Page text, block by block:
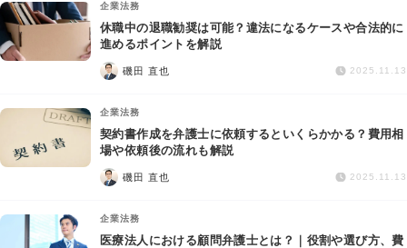
交通事故
労働問題
債権回収
IT・ネット
企業法務
休職中の退職勧奨は可能？違法になるケースや合法的に
進めるポイントを解説
磯田 直也 2025.11.13
企業法務
契約書作成を弁護士に依頼するといくらかかる？費用相
場や依頼後の流れも解説
磯田 直也 2025.11.13
企業法務
医療法人における顧問弁護士とは？｜役割や選び方、費